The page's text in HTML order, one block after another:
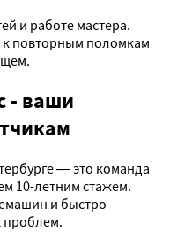
и работе мастера.
повторным поломкам
- ваши
— это команда
10-летним стажем.
и быстро
проблем.